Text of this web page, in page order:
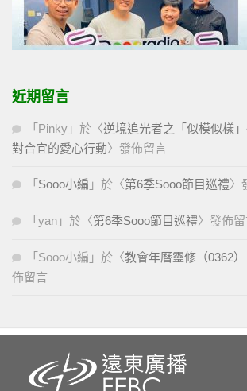
近期留言
「 Pinky 」於〈逆境追光者之「似模似樣
對合宜的愛心行動〉發佈留言
「 Sooo小編 」於〈第6季Sooo節目巡禮〉
「 yan 」於〈第6季Sooo節目巡禮〉發佈
「 Sooo小編 」於〈教會年曆靈修（0362
佈留言